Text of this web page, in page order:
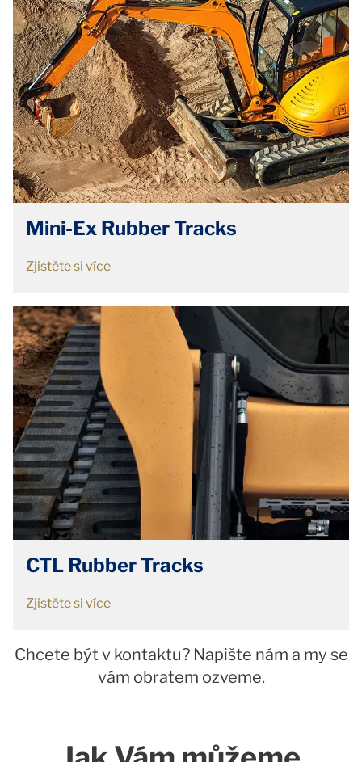
Mini-Ex Rubber Tracks
Zjistěte si více
CTL Rubber Tracks
Zjistěte si více
Chcete být v kontaktu? Napište nám a my se
vám obratem ozveme.